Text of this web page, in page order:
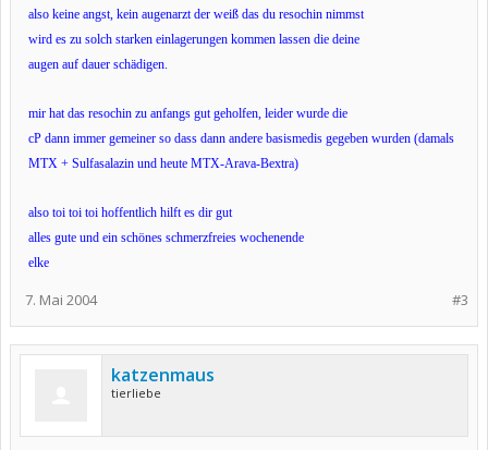
also keine angst, kein augenarzt der weiß das du resochin nimmst
wird es zu solch starken einlagerungen kommen lassen die deine
augen auf dauer schädigen.
mir hat das resochin zu anfangs gut geholfen, leider wurde die
cP dann immer gemeiner so dass dann andere basismedis gegeben wurden (damals
MTX + Sulfasalazin und heute MTX-Arava-Bextra)
also toi toi toi hoffentlich hilft es dir gut
alles gute und ein schönes schmerzfreies wochenende
elke
#3
7. Mai 2004
katzenmaus
tierliebe